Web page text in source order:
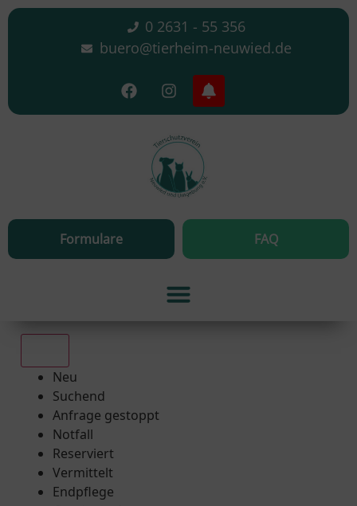
0 2631 - 55 356
buero@tierheim-neuwied.de
Formulare FAQ
Neu
Suchend
Anfrage gestoppt
Notfall
Reserviert
Vermittelt
Endpflege